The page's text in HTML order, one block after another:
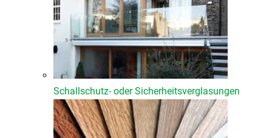
Schallschutz- oder Sicherheitsverglasungen